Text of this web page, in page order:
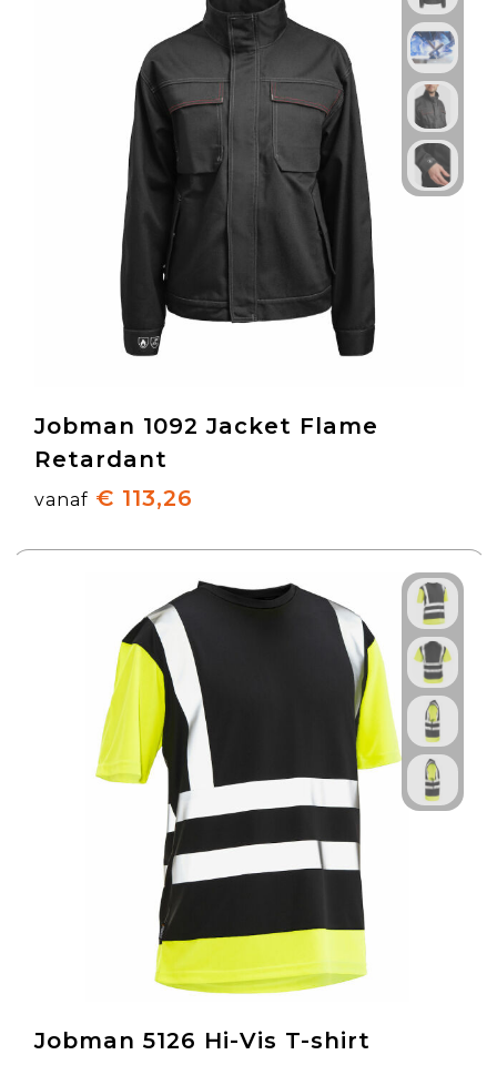
Jobman 1092 Jacket Flame
Retardant
vanaf € 113,26
Jobman 5126 Hi-Vis T-shirt